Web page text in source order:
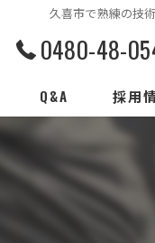
久喜市で熟練の技
0480-48-
Q&A 採用